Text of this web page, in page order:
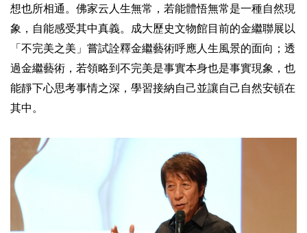
想也所相通。佛家云人生無常，若能體悟無常是一種自然現
象，自能感受其中真義。成大歷史文物館目前的金繼聯展以
「不完美之美」嘗試詮釋金繼藝術呼應人生風景的面向；透
過金繼藝術，若領略到不完美是事實本身也是事實現象，也
能靜下心思考事情之深，學習接納自己並讓自己自然安頓在
其中。